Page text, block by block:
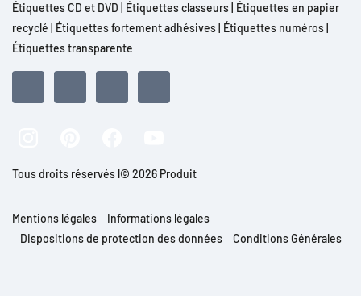
Étiquettes CD et DVD
Étiquettes classeurs Étiquettes en papier
recyclé
Étiquettes fortement adhésives Étiquettes numéros
Étiquettes transparente
Tous droits réservés l© 2026 Produit
Mentions légales
Informations légales
Dispositions de protection des données
Conditions Générales